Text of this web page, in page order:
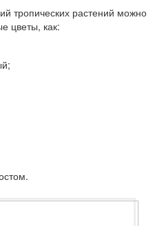
тропических растений можно
цветы, как: